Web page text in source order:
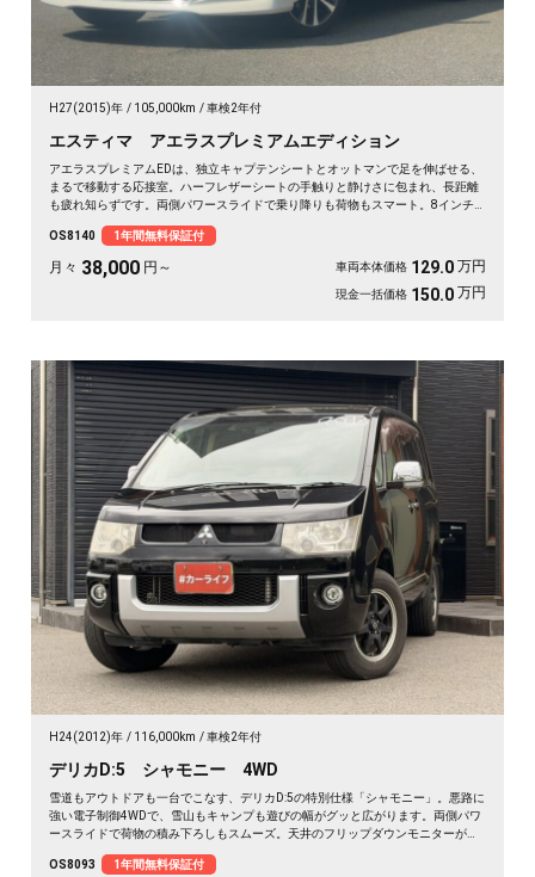
H27(2015)年 105,000km 車検2年付
エスティマ アエラスプレミアムエディション
アエラスプレミアムEDは、独立キャプテンシートとオットマンで足を伸ばせる、
まるで移動する応接室。ハーフレザーシートの手触りと静けさに包まれ、長距離
も疲れ知らずです。両側パワースライドで乗り降りも荷物もスマート。8インチ
パールの艶やかなボディが週末を格上げしてくれます。心地よさで選ぶなら《1
年保証付》💺✨🚗🎵💎
OS8140 1年間無料保証付
月々 38,000 円～ 車両本体価格 129.0 万円
現金一括価格 150.0 万円
H24(2012)年 116,000km 車検2年付
デリカD:5 シャモニー 4WD
雪道もアウトドアも一台でこなす、デリカD:5の特別仕様「シャモニー」。悪路に
強い電子制御4WDで、雪山もキャンプも遊びの幅がグッと広がります。両側パワ
ースライドで荷物の積み下ろしもスムーズ。天井のフリップダウンモニターがあ
いた一台で、週末の遠出が待ち遠しくなりますよ。乗り込むほどに頼れる相棒に
OS8093 1年間無料保証付